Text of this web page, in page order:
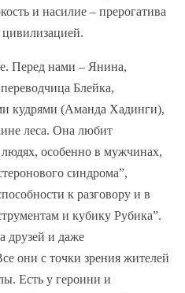
и насилие – прерогатива
Перед нами – Янина,
Блейка,
кудрями (Аманда Хадинги),
леса. Она любит
особенно в мужчинах,
синдрома”,
к разговору и в
и кубику Рубика”.
друзей и даже
они с точки зрения жителей
Есть у героини и